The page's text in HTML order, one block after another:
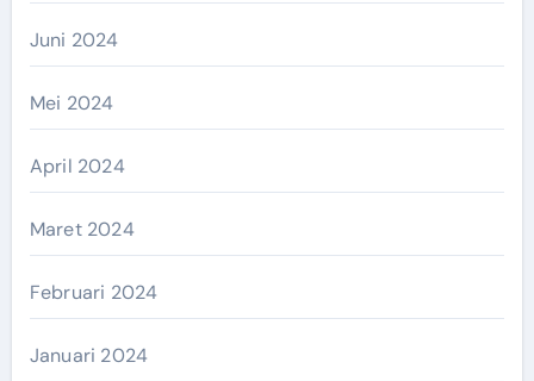
Juni 2024
Mei 2024
April 2024
Maret 2024
Februari 2024
Januari 2024